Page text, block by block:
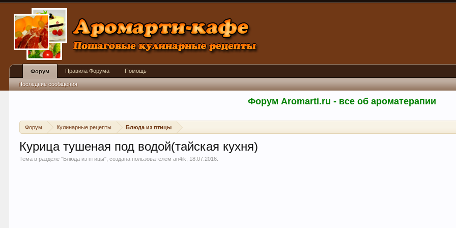
Форум Aromarti.ru - все об ароматерапии
Форум Кулинарные рецепты Блюда из птицы
Курица тушеная под водой(тайская кухня)
Тема в разделе "Блюда из птицы", создана пользователемan4ik 18.07.2016
Форум
Последние сообщения
Правила Форума Помощь